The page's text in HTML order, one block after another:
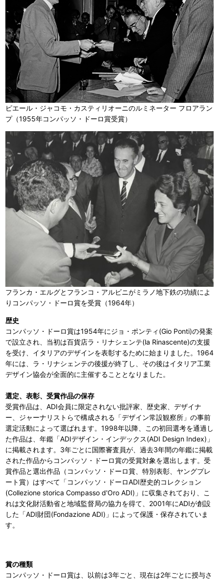
ピエール・ジャコモ・カスティリオーニのルミネーター フロアラン
プ（1955年コンパッソ・ドーロ賞受賞）
フランカ・エルグとフランコ・アルビニがミラノ地下鉄の功績によ
りコンパッソ・ドーロ賞を受賞（1964年）
歴史
コンパッソ・ドーロ賞は1954年にジョ・ポンティ(Gio Ponti)の発案
で設立され、当初は百貨店ラ・リナシェンテ(la Rinascente)の支援
を受け、イタリアのデザインを表彰するために始まりました。1964
年には、ラ・リナシェンテの後援が終了し、その後はイタリア工業
デザイン協会が全面的に主催することとなりました。
選定、表彰、受賞作品の保存
受賞作品は、ADI会員に限定されない批評家、歴史家、デザイナ
ー、ジャーナリストらで構成される「デザイン常設観察所」の事前
選定活動によって選ばれます。1998年以降、この初回選考を通過し
た作品は、年鑑「ADIデザイン・インデックス(ADI Design Index)」
に掲載されます。3年ごとに国際審査員が、過去3年間の年鑑に掲載
された作品からコンパッソ・ドーロ賞の受賞対象を選出します。受
賞作品と選出作品（コンパッソ・ドーロ賞、特別表彰、ヤングプレ
ート賞）はすべて「コンパッソ・ドーロADI歴史的コレクション
(Collezione storica Compasso d'Oro ADI)」に収集されており、こ
れは文化財活動省と地域監督局の協力を得て、2001年にADIが創設
した「ADI財団(Fondazione ADI)」によって保護・保存されていま
す。
賞の種類
コンパッソ・ドーロ賞は、以前は3年ごと、現在は2年ごとに授与さ